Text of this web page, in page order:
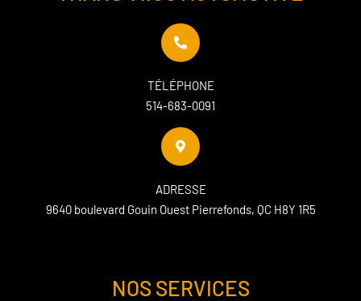
TÉLÉPHONE
514-683-0091
ADRESSE
9640 boulevard Gouin Ouest Pierrefonds, QC H8Y 1R5
NOS SERVICES